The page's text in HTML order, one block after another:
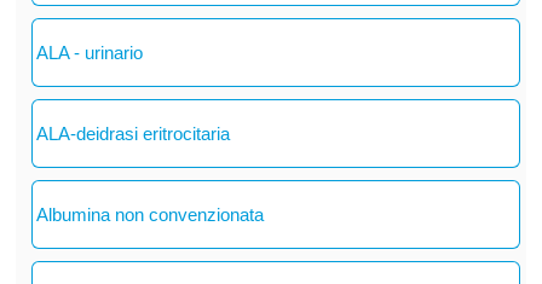
ALA - urinario
ALA-deidrasi eritrocitaria
Albumina non convenzionata